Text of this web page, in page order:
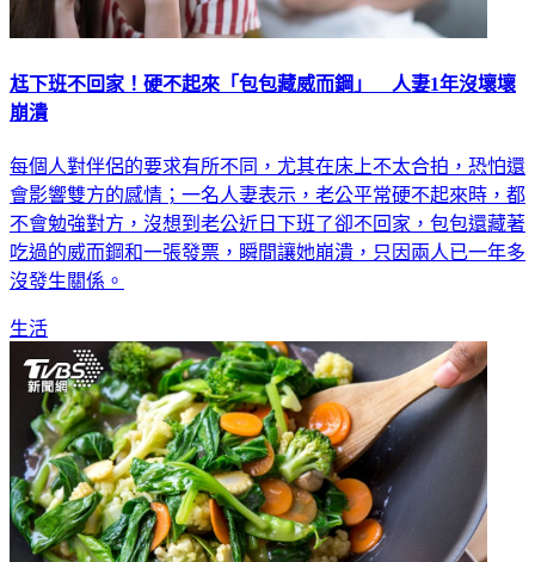
尪下班不回家！硬不起來「包包藏威而鋼」 人妻1年沒壞壞
崩潰
每個人對伴侶的要求有所不同，尤其在床上不太合拍，恐怕還
會影響雙方的感情；一名人妻表示，老公平常硬不起來時，都
不會勉強對方，沒想到老公近日下班了卻不回家，包包還藏著
吃過的威而鋼和一張發票，瞬間讓她崩潰，只因兩人已一年多
沒發生關係。
生活